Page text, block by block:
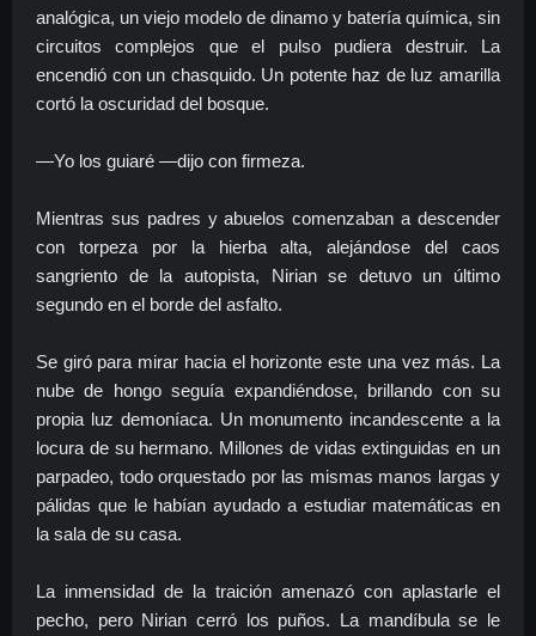
analógica, un viejo modelo de dinamo y batería química, sin
circuitos complejos que el pulso pudiera destruir. La
encendió con un chasquido. Un potente haz de luz amarilla
cortó la oscuridad del bosque.
—Yo los guiaré —dijo con firmeza.
Mientras sus padres y abuelos comenzaban a descender
con torpeza por la hierba alta, alejándose del caos
sangriento de la autopista, Nirian se detuvo un último
segundo en el borde del asfalto.
Se giró para mirar hacia el horizonte este una vez más. La
nube de hongo seguía expandiéndose, brillando con su
propia luz demoníaca. Un monumento incandescente a la
locura de su hermano. Millones de vidas extinguidas en un
parpadeo, todo orquestado por las mismas manos largas y
pálidas que le habían ayudado a estudiar matemáticas en
la sala de su casa.
La inmensidad de la traición amenazó con aplastarle el
pecho, pero Nirian cerró los puños. La mandíbula se le